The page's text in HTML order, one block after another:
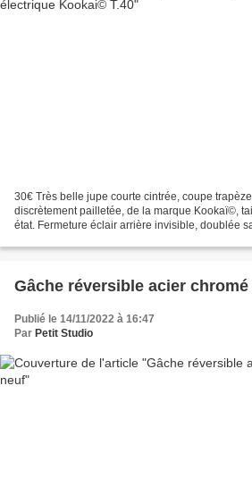
30€ Très belle jupe courte cintrée, coupe
discrètement pailletée, de la marque Kookaï©,
état. Fermeture éclair arrière invisible, doublée
Gâche réversible acier
Publié le 14/11/2022 à 16:47
Par Petit Studio